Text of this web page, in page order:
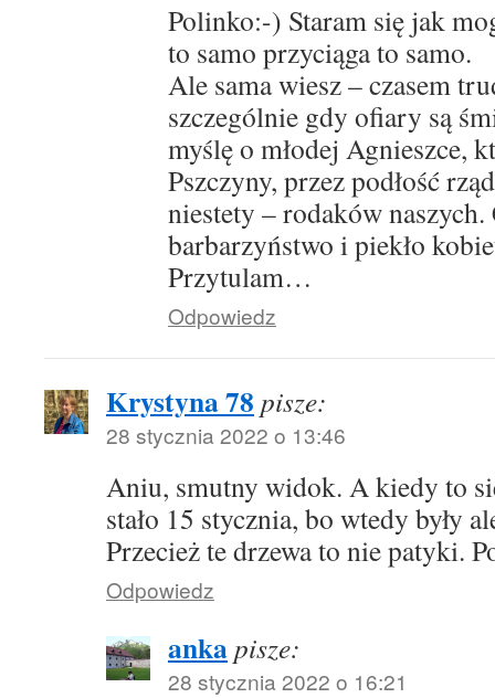
Polinko:-) Staram się jak
to samo przyciąga to samo.
Ale sama wiesz – czasem
szczególnie gdy ofiary są
myślę o młodej Agnieszce,
Pszczyny, przez podłość
niestety – rodaków naszych.
barbarzyństwo i piekło
Przytulam…
Odpowiedz
Krystyna 78 pisze:
28 stycznia 2022 o 13:46
Aniu, smutny widok. A kiedy to
stało 15 stycznia, bo wtedy były
Przecież te drzewa to nie patyki.
Odpowiedz
ankapisze:
28 stycznia 2022 o 16:21